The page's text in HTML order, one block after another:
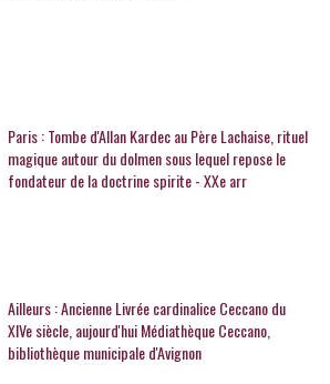
Paris : Tombe d'Allan Kardec au Père Lachaise, rituel
magique autour du dolmen sous lequel repose le
fondateur de la doctrine spirite - XXe arr
Ailleurs : Ancienne Livrée cardinalice Ceccano du
XIVe siècle, aujourd'hui Médiathèque Ceccano,
bibliothèque municipale d'Avignon